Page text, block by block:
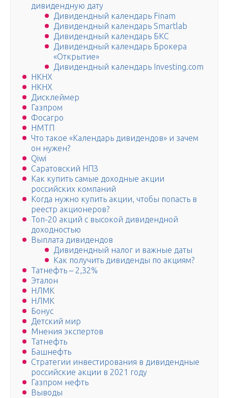
дивидендную дату
Дивидендный календарь Finam
Дивидендный календарь Smartlab
Дивидендный календарь БКС
Дивидендный календарь Брокера
«Открытие»
Дивидендный календарь Investing.com
НКНХ
НКНХ
Дисклеймер
Газпром
Фосагро
НМТП
Что такое «Календарь дивидендов» и зачем
он нужен?
Qiwi
Саратовский НПЗ
Как купить самые доходные акции
российских компаний
Когда нужно купить акции, чтобы попасть в
реестр акционеров?
Топ-20 акций с высокой дивидендной
доходностью
Выплата дивидендов
Дивидендный налог и важные даты
Как получить дивиденды по акциям?
Татнефть – 2,32%
Эталон
НЛМК
НЛМК
Бонус
Детский мир
Мнения экспертов
Татнефть
Башнефть
Стратегии инвестирования в дивидендные
российские акции в 2021 году
Газпром нефть
Выводы